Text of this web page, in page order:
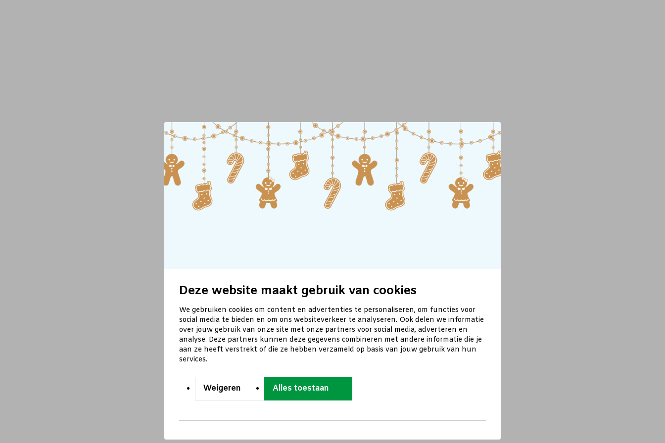
Deze website maakt gebruik van cookies
We gebruiken cookies om content en advertenties te personaliseren, om functies voor
social media te bieden en om ons websiteverkeer te analyseren. Ook delen we informatie
over jouw gebruik van onze site met onze partners voor social media, adverteren en
analyse. Deze partners kunnen deze gegevens combineren met andere informatie die je
aan ze heeft verstrekt of die ze hebben verzameld op basis van jouw gebruik van hun
services.
Weigeren Alles toestaan